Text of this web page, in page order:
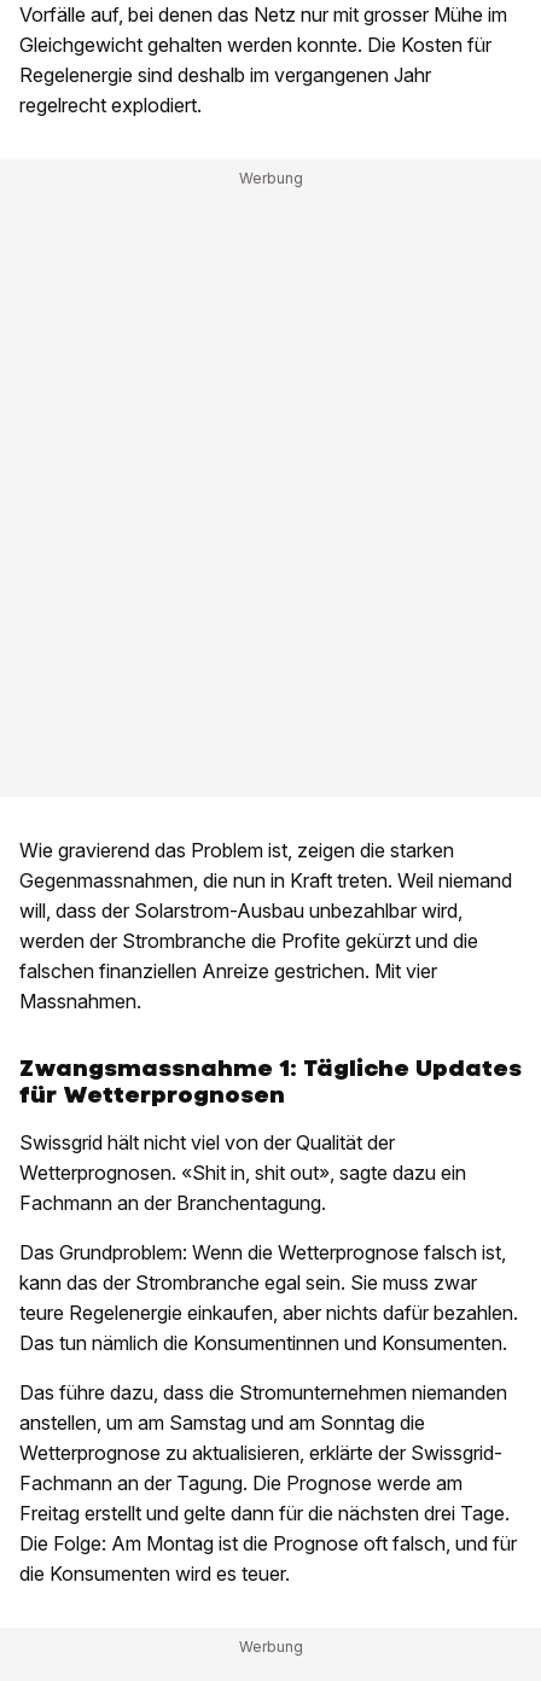
Vorfälle auf, bei denen das Netz nur mit grosser Mühe im
Gleichgewicht gehalten werden konnte. Die Kosten für
Regelenergie sind deshalb im vergangenen Jahr
regelrecht explodiert.
Wie gravierend das Problem ist, zeigen die starken
Gegenmassnahmen, die nun in Kraft treten. Weil niemand
will, dass der Solarstrom-Ausbau unbezahlbar wird,
werden der Strombranche die Profite gekürzt und die
falschen finanziellen Anreize gestrichen. Mit vier
Massnahmen.
Zwangsmassnahme 1: Tägliche Updates
für Wetterprognosen
Swissgrid hält nicht viel von der Qualität der
Wetterprognosen. «Shit in, shit out», sagte dazu ein
Fachmann an der Branchentagung.
Das Grundproblem: Wenn die Wetterprognose falsch ist,
kann das der Strombranche egal sein. Sie muss zwar
teure Regelenergie einkaufen, aber nichts dafür bezahlen.
Das tun nämlich die Konsumentinnen und Konsumenten.
Das führe dazu, dass die Stromunternehmen niemanden
anstellen, um am Samstag und am Sonntag die
Wetterprognose zu aktualisieren, erklärte der Swissgrid-
Fachmann an der Tagung. Die Prognose werde am
Freitag erstellt und gelte dann für die nächsten drei Tage.
Die Folge: Am Montag ist die Prognose oft falsch, und für
die Konsumenten wird es teuer.